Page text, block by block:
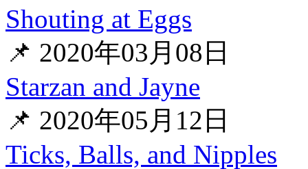
Shouting at Eggs
📌 2020年03月08日
Starzan and Jayne
📌 2020年05月12日
Ticks, Balls, and Nipples